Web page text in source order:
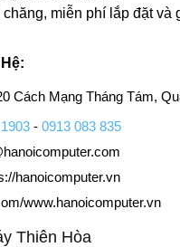
miễn phí lắp đặt và
Cách Mạng Tháng Tám,
- 0913 083 835
hanoicomputer.vn
www.hanoicomputer.vn
Thiên Hòa